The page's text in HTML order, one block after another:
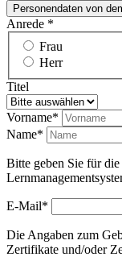
Personendaten von
Anrede *
Frau
Herr
Titel
Vorname*
Name*
Bitte geben Sie für
E-Mail*
Die Angaben zum
Zertifikate und/oder